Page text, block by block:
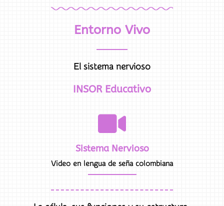
Entorno Vivo
El sistema nervioso
INSOR Educativo
Sistema Nervioso
Video en lengua de seña colombiana